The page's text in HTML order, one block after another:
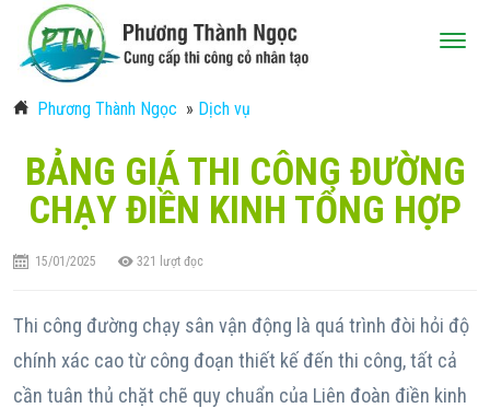
Phương Thành Ngọc » Dịch vụ
BẢNG GIÁ THI CÔNG ĐƯỜNG
CHẠY ĐIỀN KINH TỔNG HỢP
15/01/2025 321 lượt đọc
Thi công đường chạy sân vận động là quá trình đòi hỏi độ
chính xác cao từ công đoạn thiết kế đến thi công, tất cả
cần tuân thủ chặt chẽ quy chuẩn của Liên đoàn điền kinh